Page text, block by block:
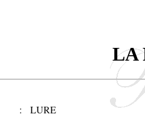
LA
:
LURE